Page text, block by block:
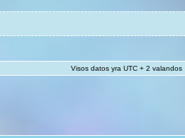
Visos datos yra UTC + 2 valandos